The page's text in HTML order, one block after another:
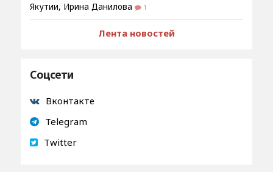
Якутии, Ирина Данилова
1
Лента новостей
Соцсети
Вконтакте
Telegram
Twitter